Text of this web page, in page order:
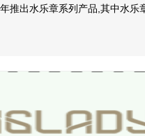
推出水乐章系列产品,其中水乐